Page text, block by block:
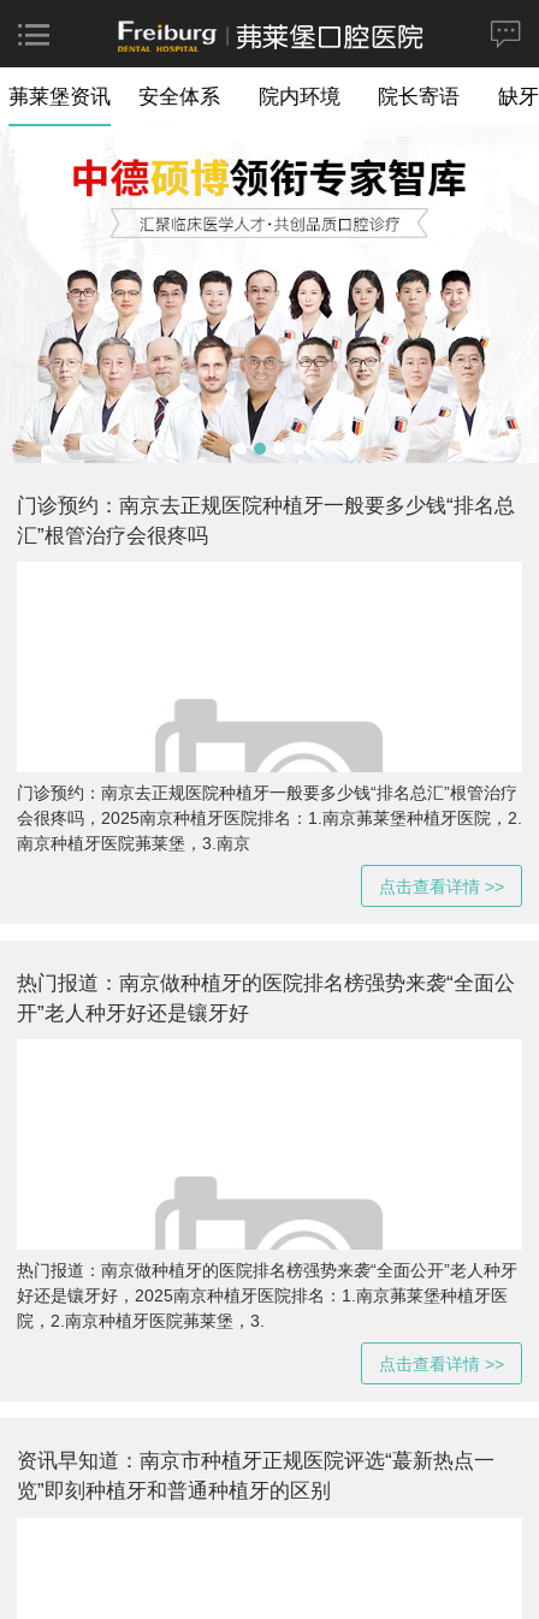
茀莱堡资讯 安全体系 院内环境 院长寄语 缺
门诊预约：南京去正规医院种植牙一般要多少钱“排名总
汇”根管治疗会很疼吗
门诊预约：南京去正规医院种植牙一般要多少钱“排名总汇”根管治疗
会很疼吗，2025南京种植牙医院排名：1.南京茀莱堡种植牙医院，2.
南京种植牙医院茀莱堡，3.南京
点击查看详情 >>
热门报道：南京做种植牙的医院排名榜强势来袭“全面公
开”老人种牙好还是镶牙好
热门报道：南京做种植牙的医院排名榜强势来袭“全面公开”老人种牙
好还是镶牙好，2025南京种植牙医院排名：1.南京茀莱堡种植牙医
院，2.南京种植牙医院茀莱堡，3.
点击查看详情 >>
资讯早知道：南京市种植牙正规医院评选“蕞新热点一
览”即刻种植牙和普通种植牙的区别